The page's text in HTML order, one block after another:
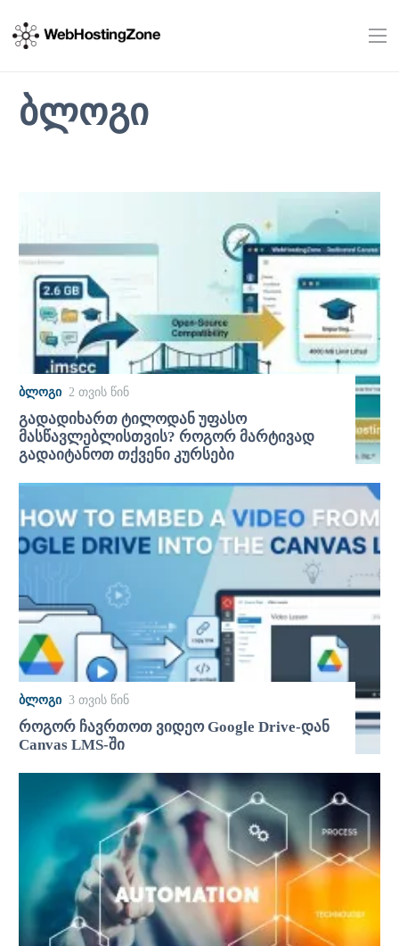
ბლოგი
ᲑᲚᲝᲒᲘ 2 თვის წინ
გადადიხართ ტილოდან უფასო
მასწავლებლისთვის? როგორ მარტივად
გადაიტანოთ თქვენი კურსები
ᲑᲚᲝᲒᲘ 3 თვის წინ
როგორ ჩავრთოთ ვიდეო Google Drive-დან
Canvas LMS-ში